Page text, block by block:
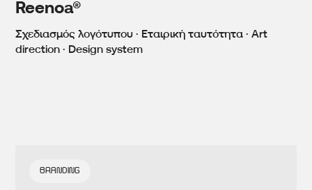
Reenoa®
Σχεδιασμός λογότυπου · Εταιρική ταυτότητα · Art
direction · Design system
BRANDING